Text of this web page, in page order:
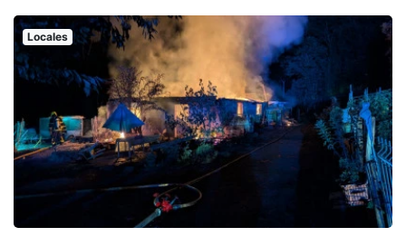
Locales